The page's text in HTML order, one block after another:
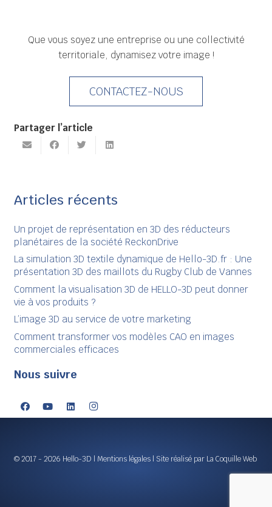
Que vous soyez une entreprise ou une collectivité
territoriale, dynamisez votre image !
CONTACTEZ-NOUS
Partager l’article
Articles récents
Un projet de représentation en 3D des réducteurs
planétaires de la société ReckonDrive
La simulation 3D textile dynamique de Hello-3D.fr : Une
présentation 3D des maillots du Rugby Club de Vannes
Comment la visualisation 3D de HELLO-3D peut donner
vie à vos produits ?
L’image 3D au service de votre marketing
Comment transformer vos modèles CAO en images
commerciales efficaces
Nous suivre
© 2017 - 2026 Hello-3D | Mentions légales| Site réalisé par La Coquille Web